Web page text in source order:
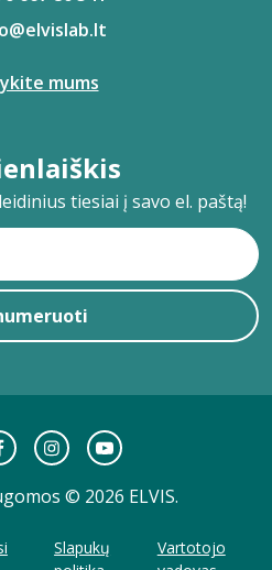
mums
tiesiai į savo el. paštą!
© 2026 ELVIS.
Slapukų
Vartotojo